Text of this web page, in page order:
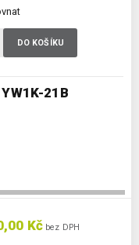
21B
DO KOŠÍKU
Kč bez DPH